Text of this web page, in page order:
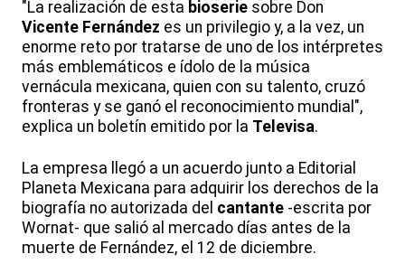
"La realización de esta bioserie sobre Don
Vicente Fernández es un privilegio y, a la vez, un
enorme reto por tratarse de uno de los intérpretes
más emblemáticos e ídolo de la música
vernácula mexicana, quien con su talento, cruzó
fronteras y se ganó el reconocimiento mundial",
explica un boletín emitido por la Televisa.
La empresa llegó a un acuerdo junto a Editorial
Planeta Mexicana para adquirir los derechos de la
biografía no autorizada del cantante -escrita por
Wornat- que salió al mercado días antes de la
muerte de Fernández, el 12 de diciembre.